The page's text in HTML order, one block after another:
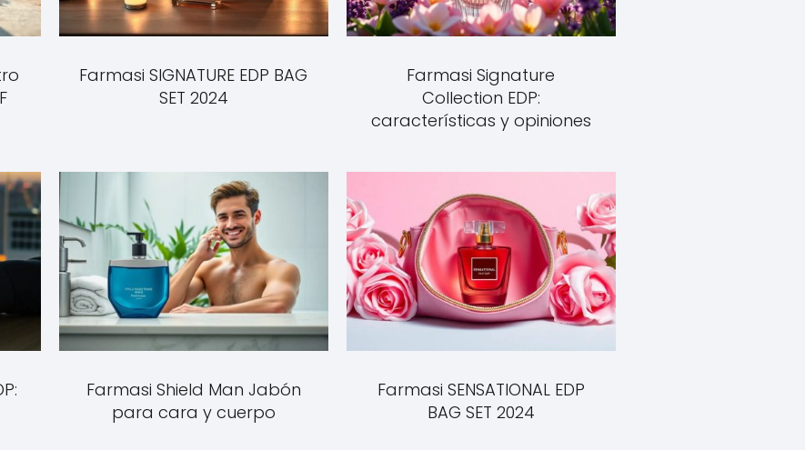
Farmasi SIGNATURE EDP BAG
SET 2024
Farmasi Signature
Collection EDP:
características y opiniones
Farmasi Shield Man Jabón
para cara y cuerpo
Farmasi SENSATIONAL EDP
BAG SET 2024